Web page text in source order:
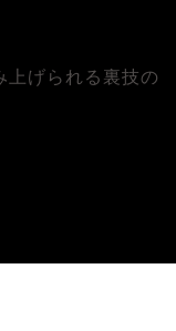
上げられる裏技の